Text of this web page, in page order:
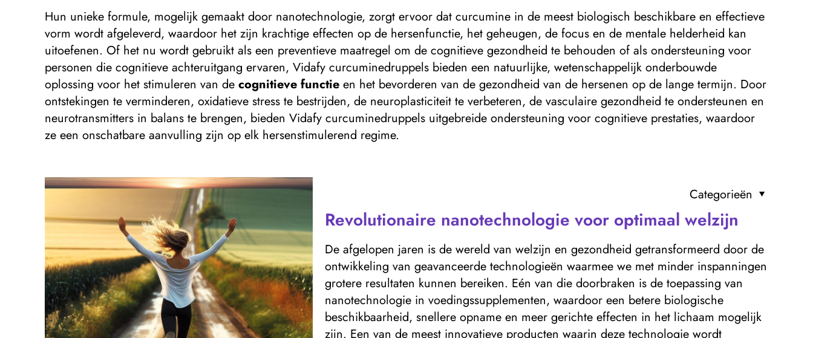
Hun unieke formule, mogelijk gemaakt door nanotechnologie, zorgt ervoor dat curcumine in de meest biologisch beschikbare en effectieve
vorm wordt afgeleverd, waardoor het zijn krachtige effecten op de hersenfunctie, het geheugen, de focus en de mentale helderheid kan
uitoefenen. Of het nu wordt gebruikt als een preventieve maatregel om de cognitieve gezondheid te behouden of als ondersteuning voor
personen die cognitieve achteruitgang ervaren, Vidafy curcuminedruppels bieden een natuurlijke, wetenschappelijk onderbouwde
oplossing voor het stimuleren van decognitieve functie en het bevorderen van de gezondheid van de hersenen op de lange termijn. Door
ontstekingen te verminderen, oxidatieve stress te bestrijden, de neuroplasticiteit te verbeteren, de vasculaire gezondheid te ondersteunen en
neurotransmitters in balans te brengen, bieden Vidafy curcuminedruppels uitgebreide ondersteuning voor cognitieve prestaties, waardoor
ze een onschatbare aanvulling zijn op elk hersenstimulerend regime.
Categorieën
Revolutionaire nanotechnologie voor optimaal welzijn
De afgelopen jaren is de wereld van welzijn en gezondheid getransformeerd door de
ontwikkeling van geavanceerde technologieën waarmee we met minder inspanningen
grotere resultaten kunnen bereiken. Eén van die doorbraken is de toepassing van
nanotechnologie in voedingssupplementen, waardoor een betere biologische
beschikbaarheid, snellere opname en meer gerichte effecten in het lichaam mogelijk
zijn. Een van de meest innovatieve producten waarin deze technologie wordt